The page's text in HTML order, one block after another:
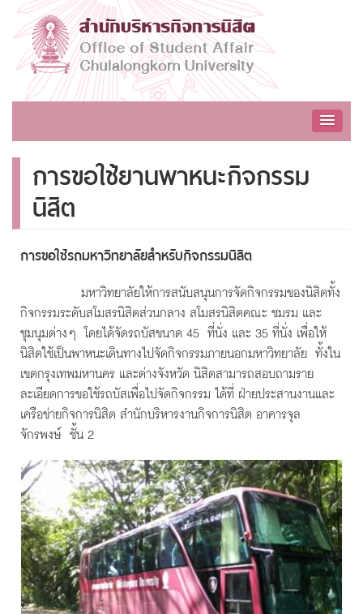
การขอใช้ยานพาหนะกิจกรรม
นิสิต
การขอใช้รถมหาวิทยาลัยสำหรับกิจกรรมนิสิต
มหาวิทยาลัยให้การสนับสนุนการจัดกิจกรรมของนิสิตทั้ง
กิจกรรมระดับสโมสรนิสิตส่วนกลาง สโมสรนิสิตคณะ ชมรม และ
ชุมนุมต่างๆ โดยได้จัดรถบัสขนาด 45 ที่นั่ง และ 35 ที่นั่ง เพื่อให้
นิสิตใช้เป็นพาหนะเดินทางไปจัดกิจกรรมภายนอกมหาวิทยาลัย ทั้งใน
เขตกรุงเทพมหานคร และต่างจังหวัด นิสิตสามารถสอบถามราย
ละเอียดการขอใช้รถบัสเพื่อไปจัดกิจกรรม ได้ที่ ฝ่ายประสานงานและ
เครือข่ายกิจการนิสิต สำนักบริหารงานกิจการนิสิต อาคารจุล
จักรพงษ์ ชั้น 2